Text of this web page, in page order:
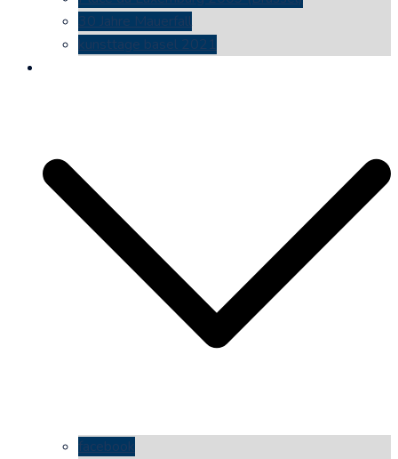
30 Jahre Mauerfall
kunsttage basel 2021
facebook